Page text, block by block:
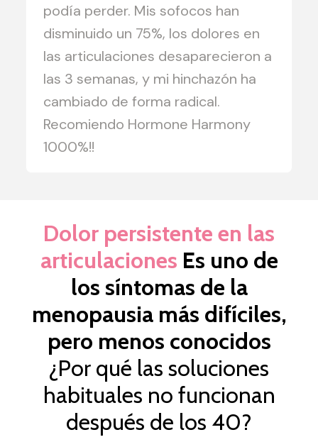
podía perder. Mis sofocos han
disminuido un 75%, los dolores en
las articulaciones desaparecieron a
las 3 semanas, y mi hinchazón ha
cambiado de forma radical.
Recomiendo Hormone Harmony
1000%!!
Dolor persistente en las
articulaciones Es uno de
los síntomas de la
menopausia más difíciles,
pero menos conocidos
¿Por qué las soluciones
habituales no funcionan
después de los 40?